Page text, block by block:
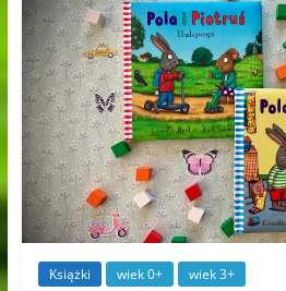
Książki wiek 0+ wiek 3+